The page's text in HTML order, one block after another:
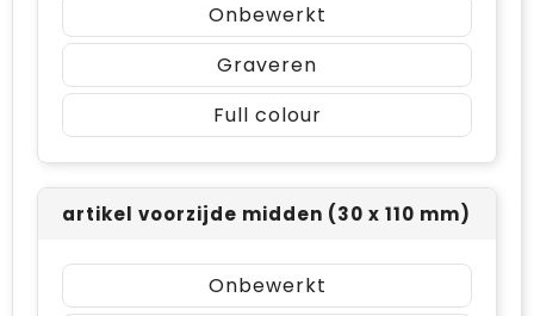
Onbewerkt
Graveren
Full colour
artikel voorzijde midden (30 x 110 mm)
Onbewerkt